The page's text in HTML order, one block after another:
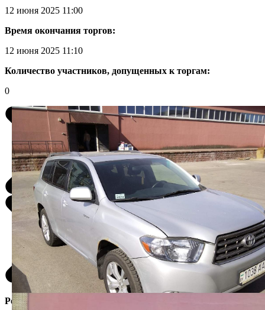
12 июня 2025 11:00
Время окончания торгов:
12 июня 2025 11:10
Количество участников, допущенных к торгам:
0
Регистрация участника